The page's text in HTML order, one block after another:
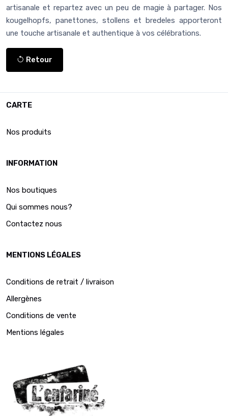
artisanale et repartez avec un peu de magie à partager. Nos
kougelhopfs, panettones, stollens et bredeles apporteront
une touche artisanale et authentique à vos célébrations.
Retour
CARTE
Nos produits
INFORMATION
Nos boutiques
Qui sommes nous?
Contactez nous
MENTIONS LÉGALES
Conditions de retrait / livraison
Allergènes
Conditions de vente
Mentions légales